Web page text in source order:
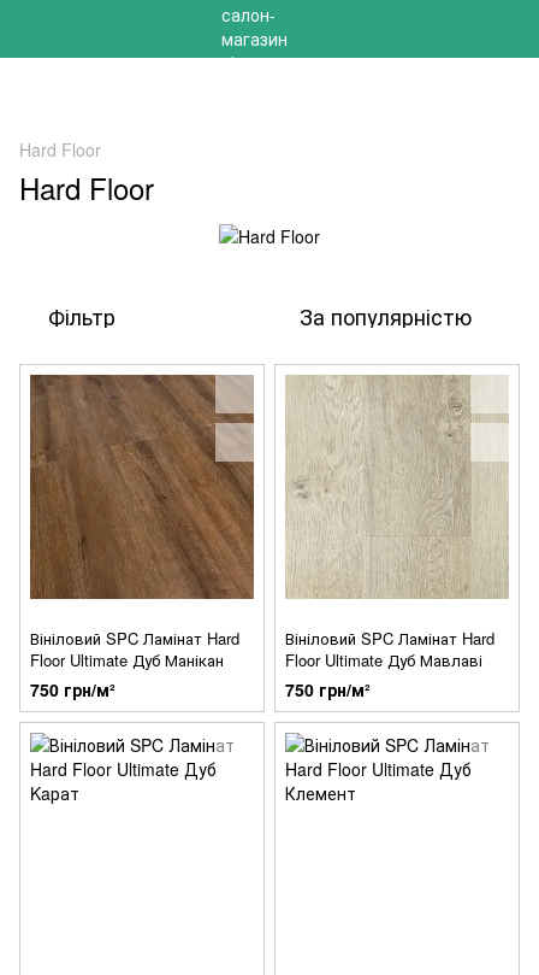
Hard Floor
Hard Floor
Фільтр За популярністю
Вініловий SPC Ламінат Hard
Floor Ultimate Дуб Манікан
750 грн/м²
Вініловий SPC Ламінат Hard
Floor Ultimate Дуб Мавлаві
750 грн/м²